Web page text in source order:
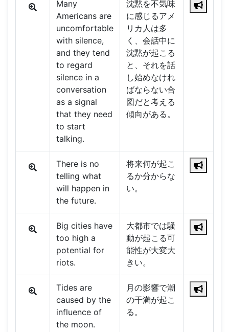
Many
Americans are
uncomfortable
with silence,
and they tend
to regard
silence in a
conversation
as a signal
that they need
to start
talking.
沈黙を不気味
に感じるアメ
リカ人は多
く、会話中に
沈黙が起こる
と、それを話
し始めなけれ
ばならない合
図だと考える
傾向がある。
There is no
telling what
will happen in
the future.
将来何が起こ
るか分からな
い。
Big cities have
too high a
potential for
riots.
大都市では騒
動が起こる可
能性が大変大
きい。
Tides are
caused by the
influence of
the moon.
月の影響で潮
の干満が起こ
る。